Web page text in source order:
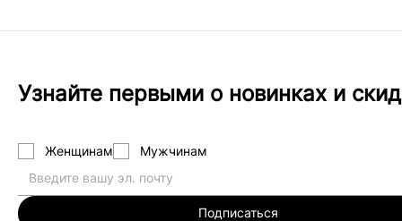
Узнайте первыми о новинках и
Женщинам Мужчинам
Подписаться